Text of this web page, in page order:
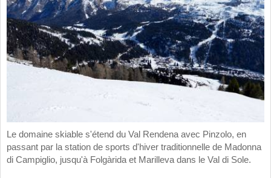
Le domaine skiable s'étend du Val Rendena avec Pinzolo, en
passant par la station de sports d'hiver traditionnelle de Madonna
di Campiglio, jusqu'à Folgàrida et Marilleva dans le Val di Sole.